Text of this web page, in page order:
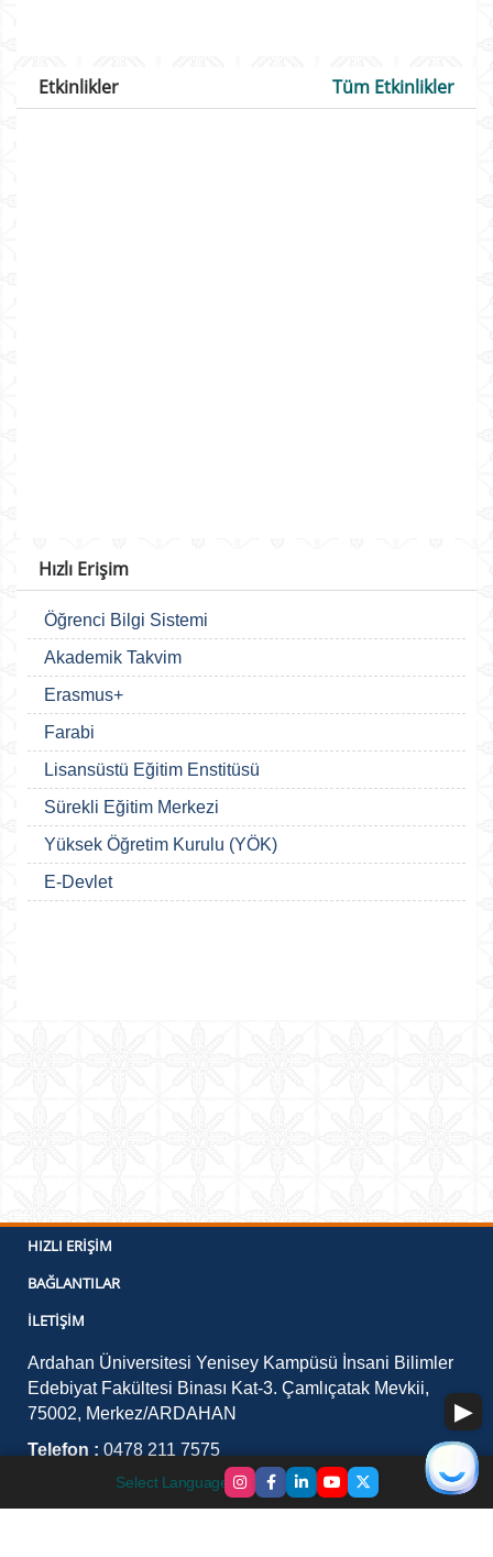
Etkinlikler Tüm Etkinlikler
Hızlı Erişim
Öğrenci Bilgi Sistemi
Akademik Takvim
Erasmus+
Farabi
Lisansüstü Eğitim Enstitüsü
Sürekli Eğitim Merkezi
Yüksek Öğretim Kurulu (YÖK)
E-Devlet
Select Language ▼
HIZLI ERIŞIM
BAĞLANTILAR
İLETIŞIM
Ardahan Üniversitesi Yenisey Kampüsü İnsani Bilimler
Edebiyat Fakültesi Binası Kat-3. Çamlıçatak Mevkii,
75002, Merkez/ARDAHAN
Telefon : 0478 211 7575
lisansustuegitim@ardahan.edu.tr Tez
Kontrolü İçin: tezlisansustuegitim@ardahan.edu.tr